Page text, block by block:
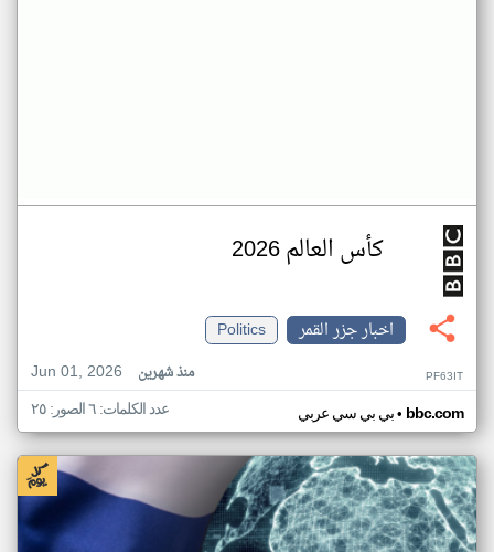
كأس العالم 2026
اخبار جزر القمر
Politics
Jun 01, 2026
منذ شهرين PF63IT
بي بي سي عربي• bbc.com عدد الكلمات: ٦ الصور: ٢٥